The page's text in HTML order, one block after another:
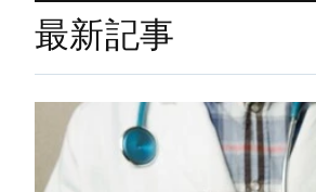
最新記事